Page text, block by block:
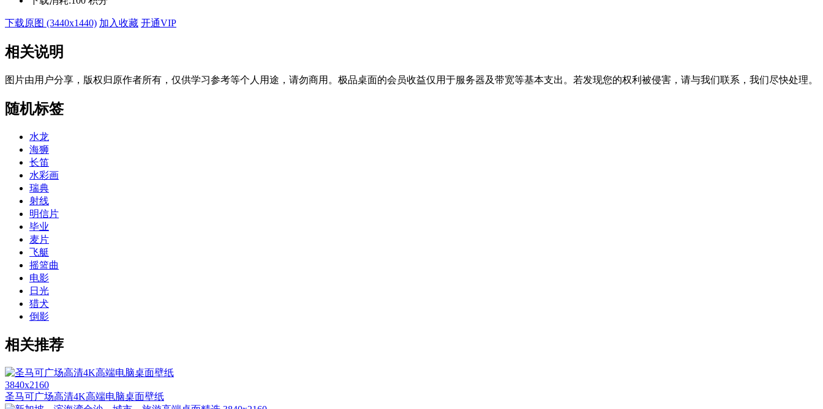
下载原图 (3440x1440) 加入收藏 开通VIP
相关说明
图片由用户分享，版权归原作者所有，仅供学习参考等个人用途，请勿商用。极品桌面的会员收益仅用于服务器及带宽等基本支出。若发现您的权利被侵害，请与我们联系，我们尽快处理。
随机标签
水龙
海狮
长笛
水彩画
瑞典
射线
明信片
毕业
麦片
飞艇
摇篮曲
电影
日光
猎犬
倒影
相关推荐
3840x2160
圣马可广场高清4K高端电脑桌面壁纸